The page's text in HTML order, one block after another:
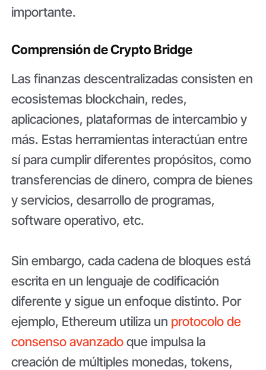
importante.
Comprensión de Crypto Bridge
Las finanzas descentralizadas consisten en
ecosistemas blockchain, redes,
aplicaciones, plataformas de intercambio y
más. Estas herramientas interactúan entre
sí para cumplir diferentes propósitos, como
transferencias de dinero, compra de bienes
y servicios, desarrollo de programas,
software operativo, etc.
Sin embargo, cada cadena de bloques está
escrita en un lenguaje de codificación
diferente y sigue un enfoque distinto. Por
ejemplo, Ethereum utiliza un protocolo de
consenso avanzadoque impulsa la
creación de múltiples monedas, tokens,